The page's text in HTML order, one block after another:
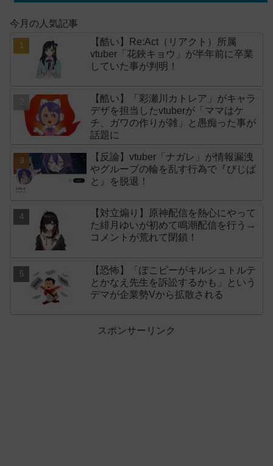
今月の人気記事
【酷い】Re:Act（リアクト）所属
vtuber「花鋏キョウ」が半年前に卒業
していた事が判明！
【酷い】「彩瀬川カトレア」がキャラ
デザを担当したvtuberが「ママはケ
チ、ガワの作りが雑」と愚痴った事が
話題に
【反論】vtuber「ナガレ」が情報漏洩
やグループの輪を乱す行為で『びじぱ
と』を脱退！
【対立煽り】原神配信を熱心にやって
た緋月ゆいが初めて鳴潮配信を行う→
コメントが荒れて閉鎖！
【恐怖】「ぽこピーがキルシュトルテ
とかなえ先生を訴訟するかも」という
デマが企業勢Vから拡散される
スポンサーリンク